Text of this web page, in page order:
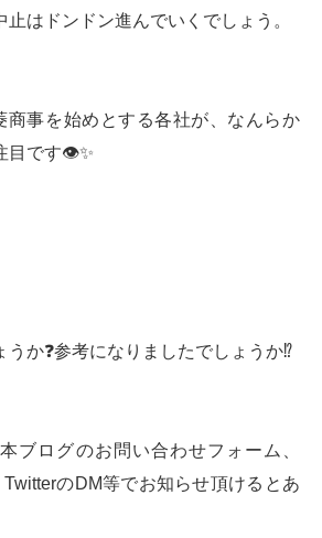
はドンドン進んでいくでしょう。
商事を始めとする各社が、なんらか
目です👁✨
か❓参考になりましたでしょうか⁉️
ブログのお問い合わせフォーム、
のDM等でお知らせ頂けるとあ